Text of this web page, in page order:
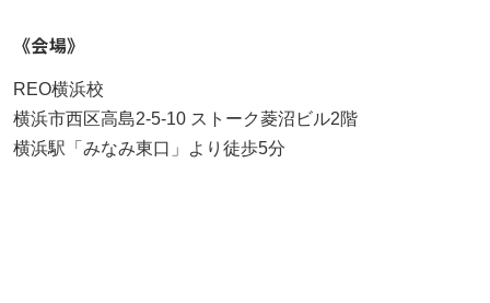
《会場》
REO横浜校
横浜市西区高島2-5-10 ストーク菱沼ビル2階
横浜駅「みなみ東口」より徒歩5分